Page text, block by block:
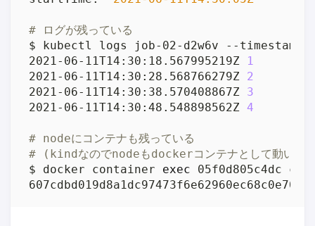
# ログが残っている
2021-06-11T14:30:18.567995219Z 1
2021-06-11T14:30:28.568766279Z 2
2021-06-11T14:30:38.570408867Z 3
2021-06-11T14:30:48.548898562Z 4
# nodeにコンテナも残っている
# (kindなのでnodeもdockerコンテナとして動いて
$ docker container exec 05f0d805c4dc